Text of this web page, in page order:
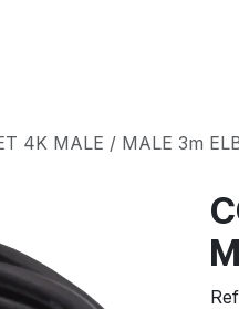
4K MALE / MALE 3m